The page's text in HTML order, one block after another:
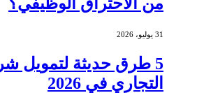
31 يوليو، 2026
5 طرق حديثة لتمويل
التجاري في 2026